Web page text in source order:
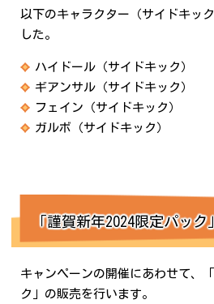
以下のキャラクター（サイドキッ
した。
ハイドール（サイドキック）
ギアンサル（サイドキック）
フェイン（サイドキック）
ガルボ（サイドキック）
「謹賀新年2024限定パック
キャンペーンの開催にあわせて、
ク」の販売を行います。